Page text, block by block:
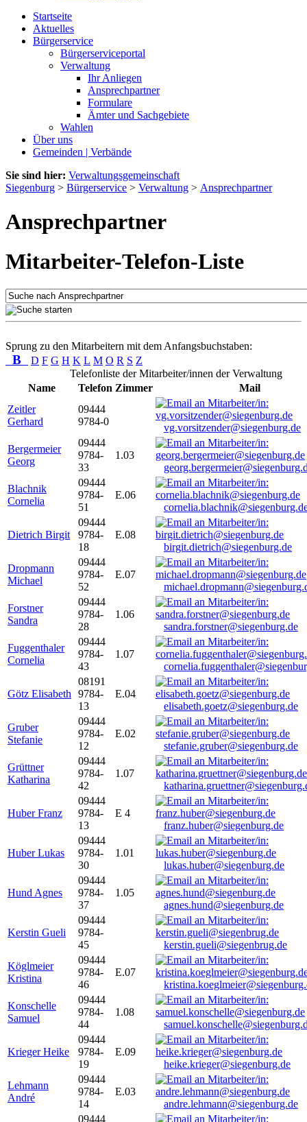
Startseite
Aktuelles
Bürgerservice
Bürgerserviceportal
Verwaltung
Ihr Anliegen
Ansprechpartner
Formulare
Ämter und Sachgebiete
Wahlen
Über uns
Gemeinden | Verbände
Sie sind hier: Verwaltungsgemeinschaft
Siegenburg > Bürgerservice > Verwaltung > Ansprechpartner
Ansprechpartner
Mitarbeiter-Telefon-Liste
Sprung zu den Mitarbeitern mit dem Anfangsbuchstaben:
B D F G H K L M O R S Z
Telefonliste der Mitarbeiter/innen der Verwaltung
Name
Telefon Zimmer
Mail
Zeitler
Gerhard
09444
9784-0
vg.vorsitzender@siegenburg.de
Bergermeier
Georg
09444
9784-
33
1.03
Blachnik
Cornelia
09444
9784-
51
E.06
Dietrich Birgit
09444
9784-
18
E.08
birgit.dietrich@siegenburg.de
Dropmann
Michael
09444
9784-
52
E.07
Forstner
Sandra
09444
9784-
28
1.06
sandra.forstner@siegenburg.de
Fuggenthaler
Cornelia
09444
9784-
43
1.07
Götz Elisabeth
08191
9784-
13
E.04
elisabeth.goetz@siegenburg.de
Gruber
Stefanie
09444
9784-
12
E.02
stefanie.gruber@siegenburg.de
Grüttner
Katharina
09444
9784-
42
1.07
Huber Franz
09444
9784-
13
E 4
franz.huber@siegenburg.de
Huber Lukas
09444
9784-
30
1.01
lukas.huber@siegenburg.de
Hund Agnes
09444
9784-
37
1.05
agnes.hund@siegenburg.de
Kerstin Gueli
09444
9784-
45
kerstin.gueli@siegenbrug.de
Köglmeier
Kristina
09444
9784-
46
E.07
Konschelle
Samuel
09444
9784-
44
1.08
Krieger Heike
09444
9784-
19
E.09
heike.krieger@siegenburg.de
Lehmann
André
09444
9784-
14
E.03
andre.lehmann@siegenburg.de
09444